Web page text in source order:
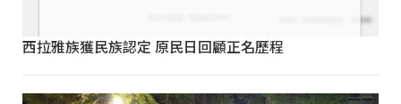
西拉雅族獲民族認定 原民日回顧正名歷程